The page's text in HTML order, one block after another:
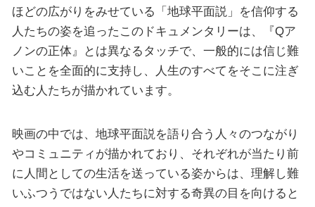
ほどの広がりをみせている「地球平面説」を信仰する
人たちの姿を追ったこのドキュメンタリーは、『Qア
ノンの正体』とは異なるタッチで、一般的には信じ難
いことを全面的に支持し、人生のすべてをそこに注ぎ
込む人たちが描かれています。
映画の中では、地球平面説を語り合う人々のつながり
やコミュニティが描かれており、それぞれが当たり前
に人間としての生活を送っている姿からは、理解し難
いふつうではない人たちに対する奇異の目を向けると